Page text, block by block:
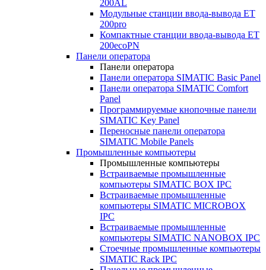
200AL
Модульные станции ввода-вывода ET
200pro
Компактные станции ввода-вывода ET
200ecoPN
Панели оператора
Панели оператора
Панели оператора SIMATIC Basic Panel
Панели оператора SIMATIC Comfort
Panel
Программируемые кнопочные панели
SIMATIC Key Panel
Переносные панели оператора
SIMATIC Mobile Panels
Промышленные компьютеры
Промышленные компьютеры
Встраиваемые промышленные
компьютеры SIMATIC BOX IPC
Встраиваемые промышленные
компьютеры SIMATIC MICROBOX
IPC
Встраиваемые промышленные
компьютеры SIMATIC NANOBOX IPC
Стоечные промышленные компьютеры
SIMATIC Rack IPC